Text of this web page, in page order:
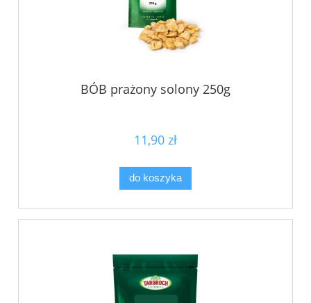
BÓB prażony solony 250g
11,90 zł
do koszyka